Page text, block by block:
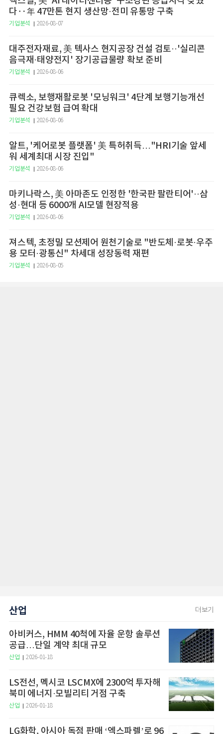
다‥年 47만톤 현지 생산망·전미 유통망 구축
기업분석 2026-08-07
대주전자재료, 美 텍사스 현지공장 건설 검토··'실리콘
음극재·태양전지' 장기공급물량 확보 준비
기업분석 2026-08-06
큐렉소, 보행재활로봇 '모닝워크' 4단계 보행기능개선
필요 건강보험 급여 확대
기업분석 2026-08-06
알트, '케어로봇 플랫폼' 美 특허취득…"HRI기술 앞세
워 세계최대 시장 진입"
기업분석 2026-08-06
마키나락스, 美 아마존도 인정한 '한국판 팔란티어'··삼
성·현대 등 6000개 AI모델 현장적용
기업분석 2026-08-06
져스텍, 초정밀 모션제어 원천기술로 "반도체·로봇·우주
용 모터·광통신" 차세대 성장동력 재편
기업분석 2026-08-05
산업 더보기
아비커스, HMM 40척에 자율 운항 솔루션
공급…단일 계약 최대 규모
산업 2026-01-18
LS전선, 멕시코 LSCMX에 2300억 투자해
북미 에너지·모빌리티 거점 구축
산업 2026-01-18
LG화학, 아시아 독점 판매 ‘엑스파렐’로 96